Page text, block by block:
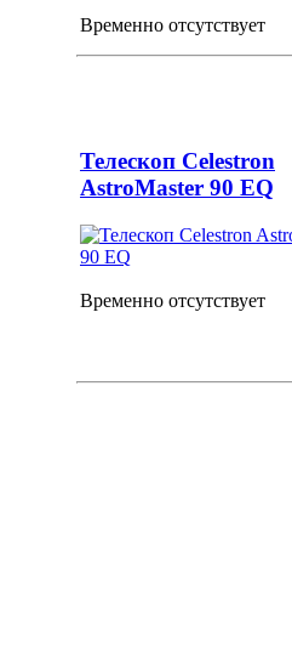
Временно отсутствует
Телескоп Celestron
AstroMaster 90 EQ
Временно отсутствует